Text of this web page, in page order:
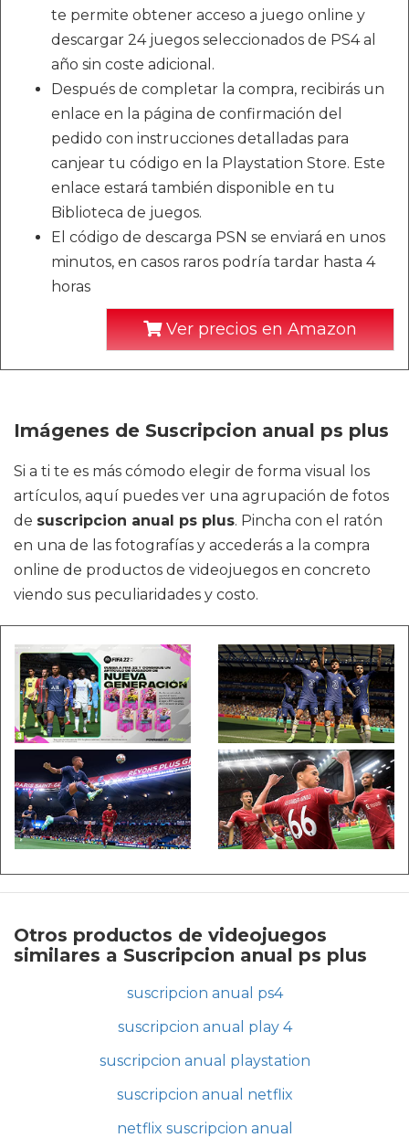
te permite obtener acceso a juego online y
descargar 24 juegos seleccionados de PS4 al
año sin coste adicional.
Después de completar la compra, recibirás un
enlace en la página de confirmación del
pedido con instrucciones detalladas para
canjear tu código en la Playstation Store. Este
enlace estará también disponible en tu
Biblioteca de juegos.
El código de descarga PSN se enviará en unos
minutos, en casos raros podría tardar hasta 4
horas
Ver precios en Amazon
Imágenes de Suscripcion anual ps plus
Si a ti te es más cómodo elegir de forma visual los
artículos, aquí puedes ver una agrupación de fotos
de suscripcion anual ps plus. Pincha con el ratón
en una de las fotografías y accederás a la compra
online de productos de videojuegos en concreto
viendo sus peculiaridades y costo.
Otros productos de videojuegos
similares a Suscripcion anual ps plus
suscripcion anual ps4
suscripcion anual play 4
suscripcion anual playstation
suscripcion anual netflix
netflix suscripcion anual